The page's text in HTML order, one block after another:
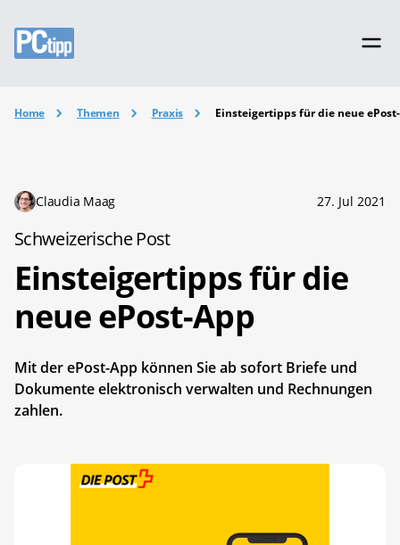
Home Themen Praxis Einsteigertipps für die neue
Claudia Maag 27. Jul 2021
Schweizerische Post
Einsteigertipps für die
neue ePost-App
Mit der ePost-App können Sie ab sofort Briefe und
Dokumente elektronisch verwalten und Rechnungen
zahlen.